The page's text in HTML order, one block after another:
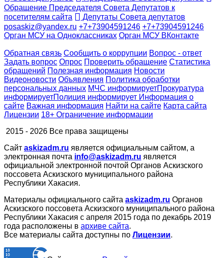
Обращение Председателя Совета Депутатов к
посетителям сайта
Депутаты Совета депутатов
posaskiz@yandex.ru +7+73904591246 +7+73904591246
Орган МСУ на Одноклассниках Орган МСУ ВКонтакте
Обратная связь Сообщить о коррупции Вопрос - ответ
Задать вопрос Опрос Проверить обращение Статистика
обращений Полезная информация Новости
Видеоновости Объявления Политика обработки
персональных данных МЧС информируетПрокуратура
информируетПолиция информирует Информация о
сайте Важная информация Найти на сайте Карта сайта
Лицензии 18+ Ограничение информации
2015 - 2026 Все права защищены
Сайт askizadm.ru является официальным сайтом, а
электронная почта info@askizadm.ru является
официальной электронной почтой Органов Аскизского
поссовета Аскизского муниципального района
Республики Хакасия.
Материалы официального сайта askizadm.ru Органов
Аскизского поссовета Аскизского муниципального района
Республики Хакасия с апреля 2015 года по декабрь 2019
года расположены в архиве сайта.
Все материалы сайта доступны по Лицензии.